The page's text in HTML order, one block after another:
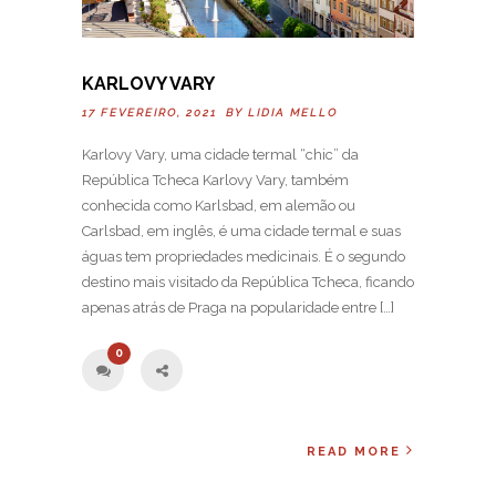
KARLOVY VARY
17 FEVEREIRO, 2021 BY LIDIA MELLO
Karlovy Vary, uma cidade termal “chic” da
República Tcheca Karlovy Vary, também
conhecida como Karlsbad, em alemão ou
Carlsbad, em inglês, é uma cidade termal e suas
águas tem propriedades medicinais. É o segundo
destino mais visitado da República Tcheca, ficando
apenas atrás de Praga na popularidade entre […]
0
READ MORE